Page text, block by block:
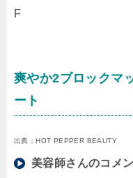
F
爽やか2ブロックマ
ート
出典：HOT PEPPER BEAUTY
美容師さんのコメ